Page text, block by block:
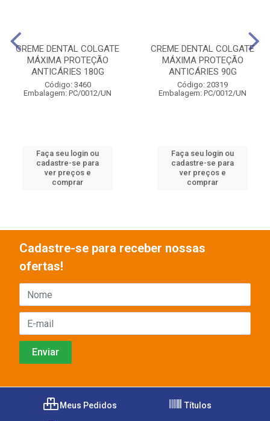
CREME DENTAL COLGATE
MÁXIMA PROTEÇÃO
ANTICÁRIES 180G
Código: 3460
Embalagem: PC/0012/UN
Faça seu login ou
cadastre-se para
ver preços e
comprar
CREME DENTAL COLGATE
MÁXIMA PROTEÇÃO
ANTICÁRIES 90G
Código: 20319
Embalagem: PC/0012/UN
Faça seu login ou
cadastre-se para
ver preços e
comprar
Cadastre-se para receber nossas
ofertas!
Meus Pedidos Títulos